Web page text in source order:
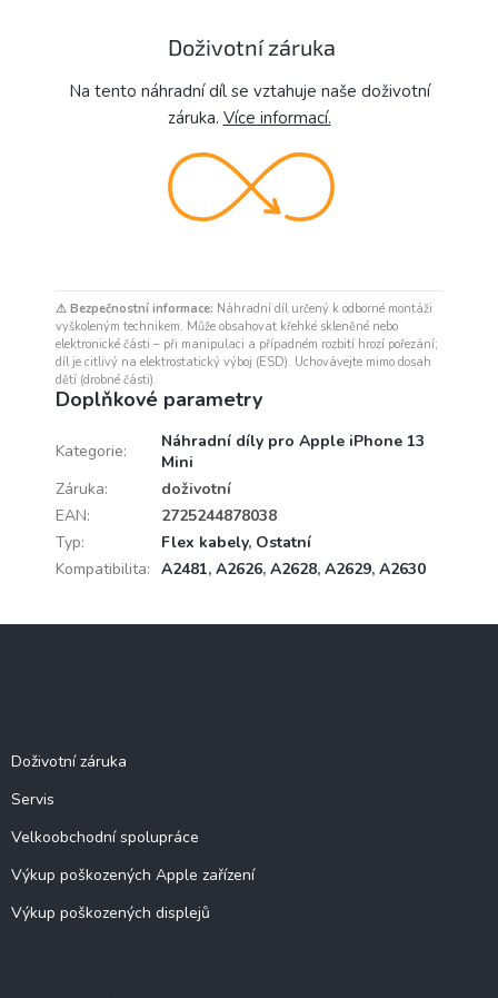
Doživotní záruka
Na tento náhradní díl se vztahuje naše doživotní
záruka. Více informací.
⚠ Bezpečnostní informace: Náhradní díl určený k odborné montáži
vyškoleným technikem. Může obsahovat křehké skleněné nebo
elektronické části – při manipulaci a případném rozbití hrozí pořezání;
díl je citlivý na elektrostatický výboj (ESD). Uchovávejte mimo dosah
dětí (drobné části).
Doplňkové parametry
Kategorie:
Náhradní díly pro Apple iPhone 13
Mini
Záruka:
doživotní
EAN:
2725244878038
Typ: Flex kabely, Ostatní
Kompatibilita: A2481, A2626, A2628, A2629, A2630
Doživotní záruka
Servis
Velkoobchodní spolupráce
Výkup poškozených Apple zařízení
Výkup poškozených displejů